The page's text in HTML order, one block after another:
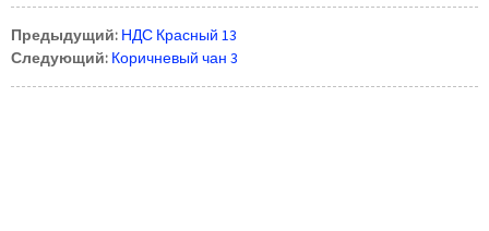
Предыдущий: НДС Красный 13
Следующий: Коричневый чан 3